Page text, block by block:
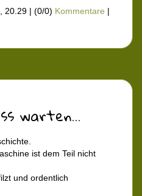
20.29 | (0/0) Kommentare |
warten...
ist dem Teil nicht
und ordentlich